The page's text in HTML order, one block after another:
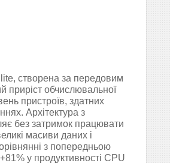
створена за передовим
приріст обчислювальної
пристроїв, здатних
Архітектура з
без затримок працювати
масиви даних і
з попередньою
у продуктивності CPU